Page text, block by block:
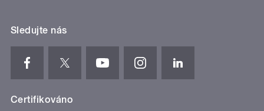
Sledujte nás
Certifikováno